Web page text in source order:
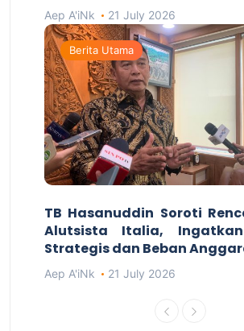
Aep A'iNk 21 July 2026
Berita Utama
TB Hasanuddin Soroti
Alutsista Italia,
Strategis dan Beban
Aep A'iNk 21 July 2026